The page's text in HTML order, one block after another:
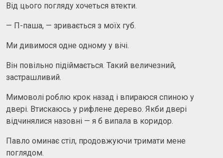
Від цього погляду хочеться втекти.
— П-паша, — зривається з моїх губ.
Ми дивимося одне одному у вічі.
Він повільно підіймається. Такий величезний,
застрашливий.
Мимоволі роблю крок назад і впираюся спиною у
двері. Втискаюсь у рифлене дерево. Якби двері
відчинялися назовні — я б випала в коридор.
Павло оминає стіл, продовжуючи тримати мене
поглядом.